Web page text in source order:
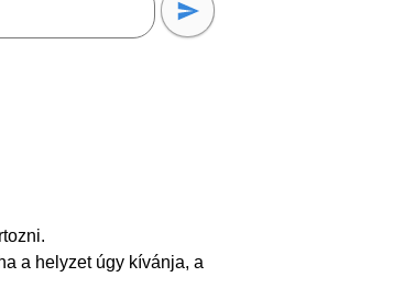
a helyzet úgy kívánja, a